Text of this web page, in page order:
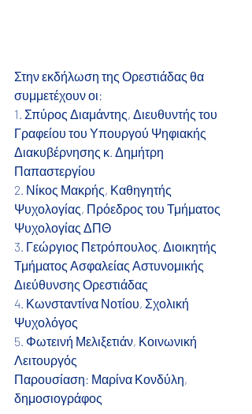
Στην εκδήλωση της Ορεστιάδας θα
συμμετέχουν οι:
1. Σπύρος Διαμάντης, Διευθυντής του
Γραφείου του Υπουργού Ψηφιακής
Διακυβέρνησης κ. Δημήτρη
Παπαστεργίου
2. Νίκος Μακρής, Καθηγητής
Ψυχολογίας, Πρόεδρος του Τμήματος
Ψυχολογίας ΔΠΘ
3. Γεώργιος Πετρόπουλος, Διοικητής
Τμήματος Ασφαλείας Αστυνομικής
Διεύθυνσης Ορεστιάδας
4. Κωνσταντίνα Νοτίου, Σχολική
Ψυχολόγος
5. Φωτεινή Μελιξετιάν, Κοινωνική
Λειτουργός
Παρουσίαση: Μαρίνα Κονδύλη,
δημοσιογράφος